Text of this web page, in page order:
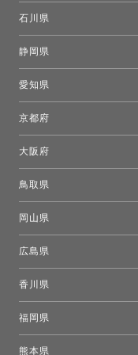
モーイ東京
キーブー東京
FLOS｜フロスデザイン
石川県
静岡県
愛知県
京都府
大阪府
鳥取県
岡山県
広島県
香川県
福岡県
熊本県